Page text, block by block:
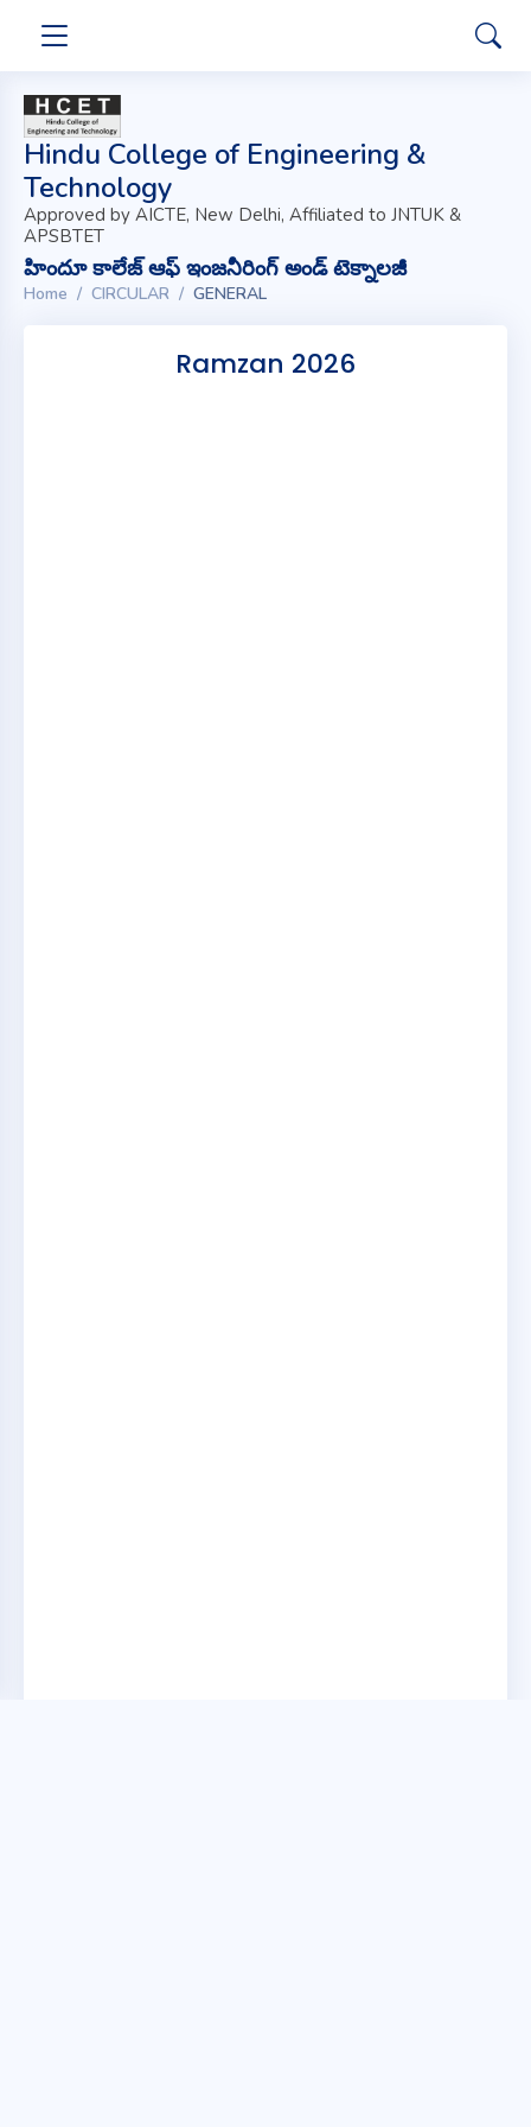
Hindu College of Engineering &
Technology
Approved by AICTE, New Delhi, Affiliated to JNTUK &
APSBTET
హిందూ కాలేజ్ ఆఫ్ ఇంజనీరింగ్ అండ్ టెక్నాలజీ
Home CIRCULAR GENERAL
Ramzan 2026